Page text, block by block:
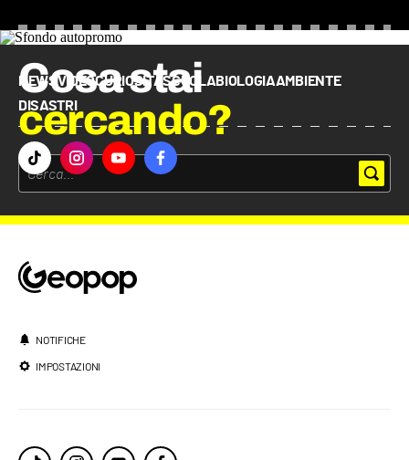
Cosa stai
cercando?
NEWS VIDEOCURIOSITÀSCUOLABIOLOGIAAMBIENTE
DISASTRI
NOTIFICHE
IMPOSTAZIONI